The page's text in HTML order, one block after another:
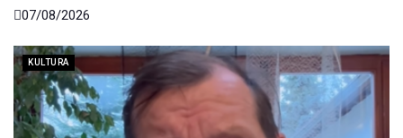
07/08/2026
KULTURA